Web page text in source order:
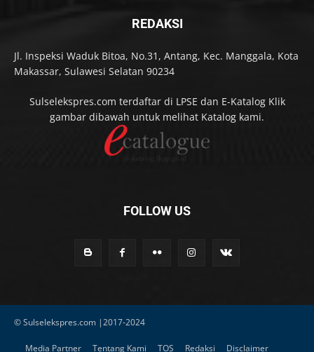
REDAKSI
Jl. Inspeksi Waduk Bitoa, No.31, Antang, Kec. Manggala, Kota
Makassar, Sulawesi Selatan 90234
Sulselekspres.com terdaftar di LPSE dan E-Katalog Klik
gambar dibawah untuk melihat Katalog kami.
FOLLOW US
© Sulselekspres.com |2017-2024
Media Partner Tentang Kami TOS Redaksi Disclaimer